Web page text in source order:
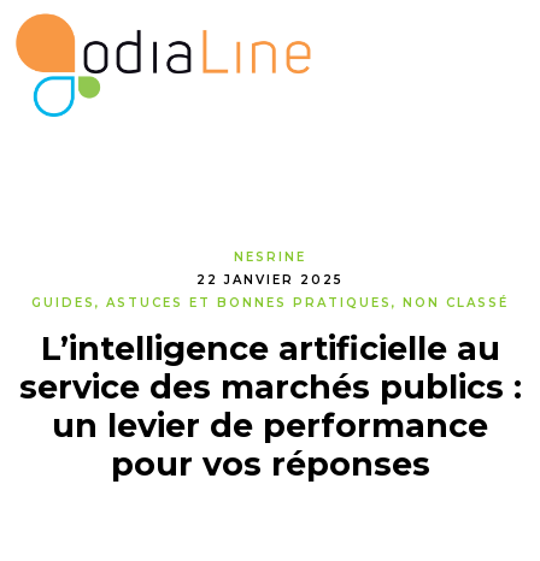
NESRINE
22 JANVIER 2025
GUIDES, ASTUCES ET BONNES PRATIQUES
NON CLASSÉ
L’intelligence artificielle au
service des marchés publics :
un levier de performance
pour vos réponses